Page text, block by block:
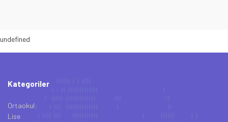
undefined
Kategoriler
Ortaokul
Lise